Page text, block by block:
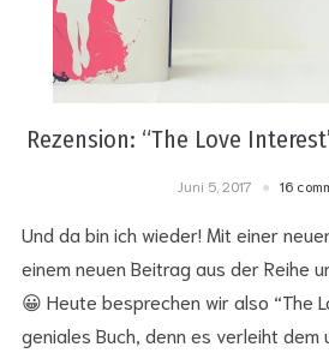
Rezension: “The Love
Juni 5, 2017 16
Und da bin ich wieder! Mit einer
einem neuen Beitrag aus der Reihe
😀 Heute besprechen wir also “The
geniales Buch, denn es verleiht dem